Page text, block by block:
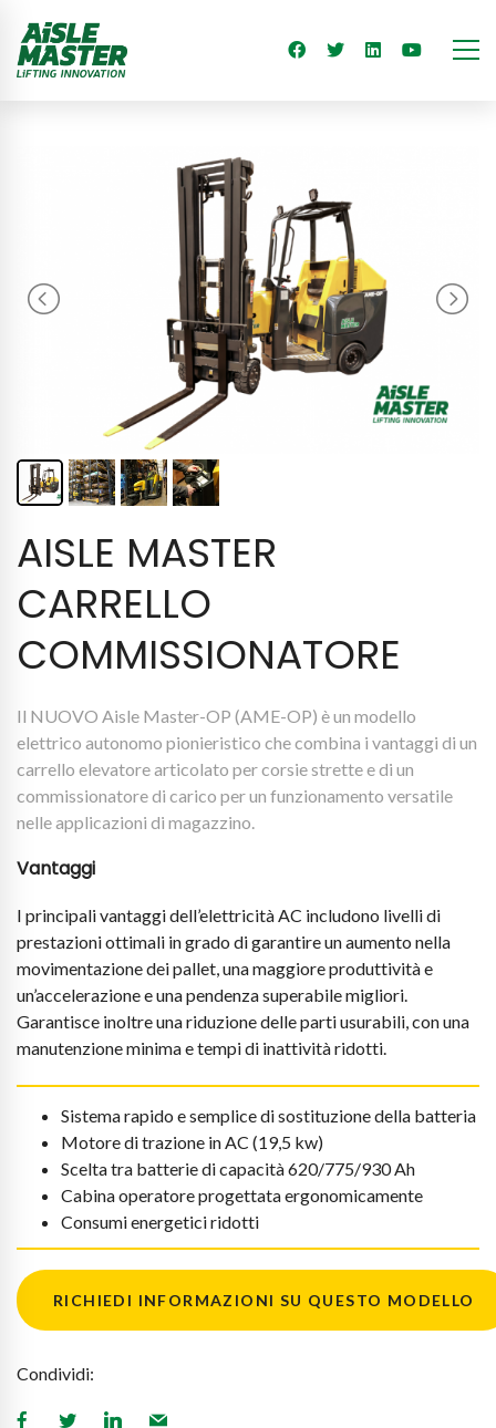
AISLE MASTER
CARRELLO
COMMISSIONATORE
Il NUOVO Aisle Master-OP (AME-OP) è un modello
elettrico autonomo pionieristico che combina i vantaggi di un
carrello elevatore articolato per corsie strette e di un
commissionatore di carico per un funzionamento versatile
nelle applicazioni di magazzino.
Vantaggi
I principali vantaggi dell’elettricità AC includono livelli di
prestazioni ottimali in grado di garantire un aumento nella
movimentazione dei pallet, una maggiore produttività e
un’accelerazione e una pendenza superabile migliori.
Garantisce inoltre una riduzione delle parti usurabili, con una
manutenzione minima e tempi di inattività ridotti.
Sistema rapido e semplice di sostituzione della batteria
Motore di trazione in AC (19,5 kw)
Scelta tra batterie di capacità 620/775/930 Ah
Cabina operatore progettata ergonomicamente
Consumi energetici ridotti
RICHIEDI INFORMAZIONI SU QUESTO MODELLO
Condividi: